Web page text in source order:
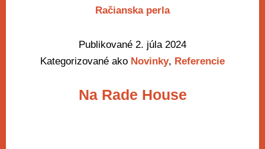
Račianska perla
Publikované 2. júla 2024
Kategorizované ako Novinky, Referencie
Na Rade House